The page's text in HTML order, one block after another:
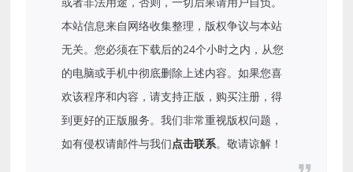
本站信息来自网络收集整理，版权争议与本站
无关。您必须在下载后的24个小时之内，从您
的电脑或手机中彻底删除上述内容。如果您喜
欢该程序和内容，请支持正版，购买注册，得
到更好的正版服务。我们非常重视版权问题，
如有侵权请邮件与我们点击联系。敬请谅解！